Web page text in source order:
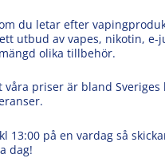
du letar efter
utbud av vapes, nikotin, e-
olika tillbehör.
våra priser är bland Sveriges
13:00 på en vardag så
dag!